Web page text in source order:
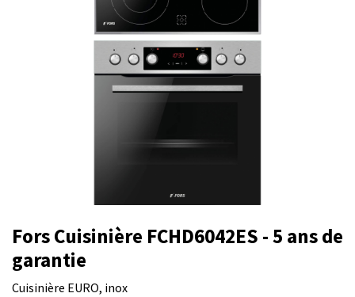
Fors Cuisinière FCHD6042ES - 5 ans de
garantie
Cuisinière EURO, inox